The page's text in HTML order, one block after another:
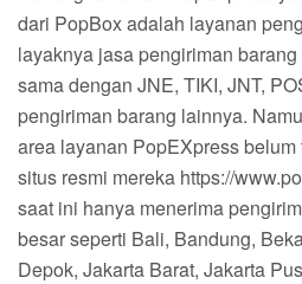
dari PopBox adalah layanan
layaknya jasa pengiriman
sama dengan JNE, TIKI, JNT,
pengiriman barang lainnya.
area layanan PopEXpress
situs resmi mereka https://
saat ini hanya menerima
besar seperti Bali, Bandung,
Depok, Jakarta Barat, Jakarta